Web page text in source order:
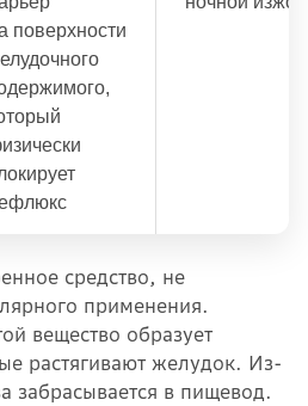
поверхности
средство, не
применения.
вещество образует
растягивают желудок. Из-
забрасывается в пищевод.